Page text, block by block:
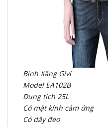
Bình Xăng Givi
Model EA102B
Dung tích 25L
Có mặt kính cảm ứng
Có dây đeo